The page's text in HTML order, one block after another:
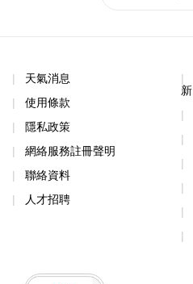
天氣消息
使用條款
隱私政策
網絡服務註冊聲明
聯絡資料
人才招聘
新